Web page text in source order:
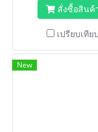
อาหารสด
สั่งซื้อสินค้
เปรียบเทียบ
New